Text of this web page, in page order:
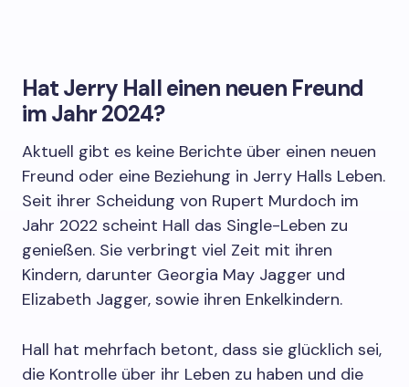
Hat Jerry Hall einen neuen Freund
im Jahr 2024?
Aktuell gibt es keine Berichte über einen neuen
Freund oder eine Beziehung in Jerry Halls Leben.
Seit ihrer Scheidung von Rupert Murdoch im
Jahr 2022 scheint Hall das Single-Leben zu
genießen. Sie verbringt viel Zeit mit ihren
Kindern, darunter Georgia May Jagger und
Elizabeth Jagger, sowie ihren Enkelkindern.
Hall hat mehrfach betont, dass sie glücklich sei,
die Kontrolle über ihr Leben zu haben und die